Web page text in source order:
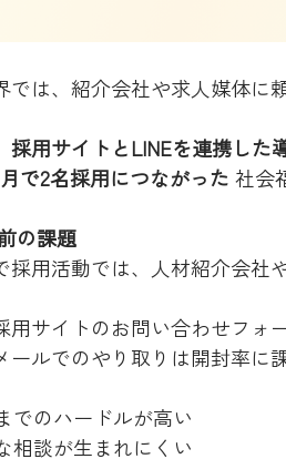
では、紹介会社や求人媒体に
採用サイトとLINEを連携した
で2名採用につながった 社会
の課題
採用活動では、人材紹介会社
用サイトのお問い合わせフォ
ールでのやり取りは開封率に
でのハードルが高い
相談が生まれにくい